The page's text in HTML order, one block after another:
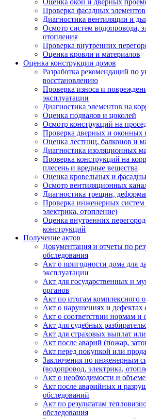
Оценка окон и дверных
Проверка фасадных
Диагностика вентиляции и
Осмотр систем водопровода,
отопления
Проверка внутренних
Оценка кровли и материалов
Оценка конструкции домов
Разработка рекомендаций по
восстановлению
Проверка износа и
эксплуатации
Диагностика элементов на
Оценка подвалов и цоколей
Осмотр конструкций на
Проверка дверных и оконных
Оценка лестниц, балконов и
Диагностика изоляционных
Проверка конструкций на
плесень и вредные вещества
Оценка кровельных и
Осмотр вентиляционных
Диагностика трещин,
Проверка инженерных систем
электрика, отопление)
Оценка внутренних
конструкций
Получение актов
Документация и отчеты по
обследования
Акт о пригодности дома для
эксплуатации
Акт для государственных и
органов
Акт по итогам комплексного
Акт о нарушениях и дефектах
Акт о соответствии нормам и
Акт для судебных
Акт для страховых выплат
Акт после аварий (пожар,
Акт перед покупкой или
Заключения по инженерным
(водопровод, электрика,
Акт о необходимости и
Акт после аварийных и
обследований
Акт по результатам
обследования